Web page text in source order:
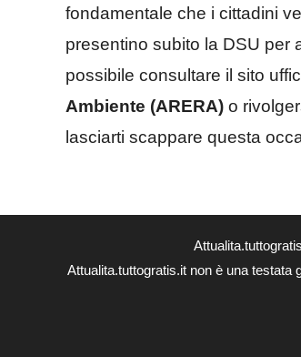
fondamentale che i cittadini
presentino subito la DSU per
possibile consultare il sito
Ambiente (ARERA) o
lasciarti scappare questa
Attualita.tuttogratis.it non è una testata